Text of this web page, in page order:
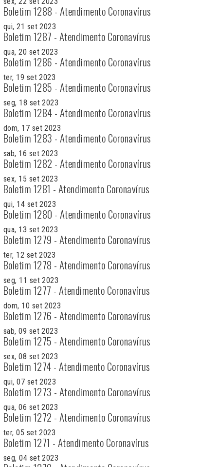
Boletim 1288 - Atendimento Coronavírus
qui, 21 set 2023
Boletim 1287 - Atendimento Coronavírus
qua, 20 set 2023
Boletim 1286 - Atendimento Coronavírus
ter, 19 set 2023
Boletim 1285 - Atendimento Coronavírus
seg, 18 set 2023
Boletim 1284 - Atendimento Coronavírus
dom, 17 set 2023
Boletim 1283 - Atendimento Coronavírus
sab, 16 set 2023
Boletim 1282 - Atendimento Coronavírus
sex, 15 set 2023
Boletim 1281 - Atendimento Coronavírus
qui, 14 set 2023
Boletim 1280 - Atendimento Coronavírus
qua, 13 set 2023
Boletim 1279 - Atendimento Coronavírus
ter, 12 set 2023
Boletim 1278 - Atendimento Coronavírus
seg, 11 set 2023
Boletim 1277 - Atendimento Coronavírus
dom, 10 set 2023
Boletim 1276 - Atendimento Coronavírus
sab, 09 set 2023
Boletim 1275 - Atendimento Coronavírus
sex, 08 set 2023
Boletim 1274 - Atendimento Coronavírus
qui, 07 set 2023
Boletim 1273 - Atendimento Coronavírus
qua, 06 set 2023
Boletim 1272 - Atendimento Coronavírus
ter, 05 set 2023
Boletim 1271 - Atendimento Coronavírus
seg, 04 set 2023